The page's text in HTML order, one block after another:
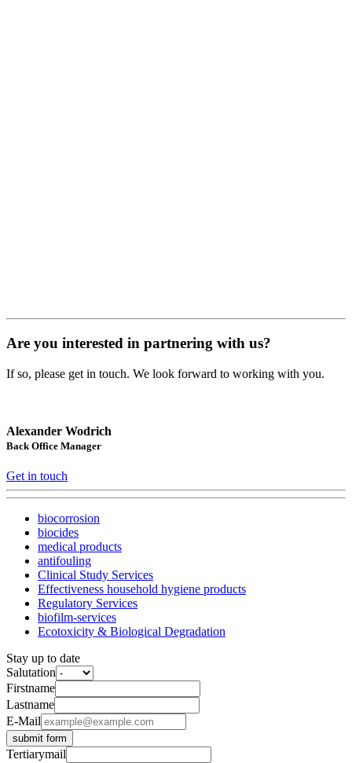
Are you interested in partnering with us?
If so, please get in touch. We look forward to working with you.
Alexander Wodrich
Back Office Manager
Get in touch
biocorrosion
biocides
medical products
antifouling
Clinical Study Services
Effectiveness household hygiene products
Regulatory Services
biofilm-services
Ecotoxicity & Biological Degradation
Stay up to date
Salutation
Firstname
Lastname
E-Mail
submit form
Tertiarymail